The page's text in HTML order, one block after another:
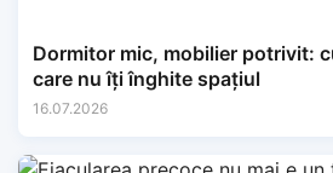
Dormitor mic, mobilier potrivit:
care nu îți înghite spațiul
16.07.2026